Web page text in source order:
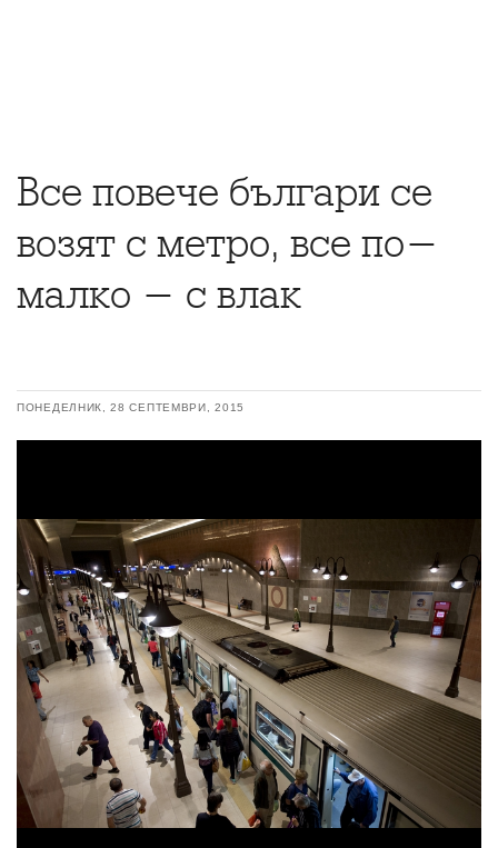
Все повече българи се
возят с метро, все по-
малко - с влак
ПОНЕДЕЛНИК, 28 СЕПТЕМВРИ, 2015